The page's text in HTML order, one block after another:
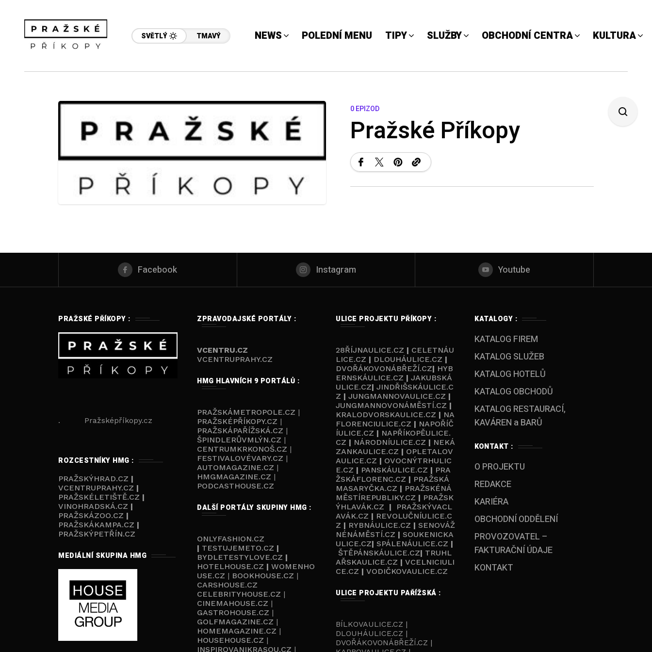
SVĚTLÝ TMAVÝ NEWS POLEDNÍ MENU TIPY SLUŽBY OBCHODNÍ CENTRA KULTURA
0 EPIZOD
Pražské Příkopy
Facebook Instagram Youtube
PRAŽSKÉ PŘÍKOPY :
. Pražsképříkopy.cz
ROZCESTNÍKY HMG :
PRAŽSKÝHRAD.CZ |
VCENTRUPRAHY.CZ |
PRAŽSKÉLETIŠTĚ.CZ |
VINOHRADSKÁ.CZ |
PRAŽSKÁZOO.CZ |
PRAŽSKÁKAMPA.CZ |
PRAŽSKÝPETŘÍN.CZ
MEDIÁLNÍ SKUPINA HMG
ZPRAVODAJSKÉ PORTÁLY :
VCENTRU.CZ
VCENTRUPRAHY.CZ
HMG HLAVNÍCH 9 PORTÁLŮ :
PRAŽSKÁMETROPOLE.CZ |
PRAŽSKÉPŘÍKOPY.CZ |
PRAŽSKÁPAŘÍŽSKÁ.CZ |
ŠPINDLERŮVMLÝN.CZ |
CENTRUMKRKONOŠ.CZ |
FESTIVALOVÉVARY.CZ |
AUTOMAGAZINE.CZ |
HMGMAGAZINE.CZ |
PODCASTHOUSE.CZ
DALŠÍ PORTÁLY SKUPINY HMG :
ONLYFASHION.CZ
| TESTUJEMETO.CZ |
BYDLETESTYLOVE.CZ |
HOTELHOUSE.CZ | WOMENHO
USE.CZ | BOOKHOUSE.CZ |
CARSHOUSE.CZ
CELEBRITYHOUSE.CZ |
CINEMAHOUSE.CZ |
GASTROHOUSE.CZ |
GOLFMAGAZINE.CZ |
HOMEMAGAZINE.CZ |
HOUSEHOUSE.CZ |
INSPIROVANIKRASOU.CZ |
ULICE PROJEKTU PŘÍKOPY :
28ŘÍJNAULICE.CZ | CELETNÁU
LICE.CZ | DLOUHÁULICE.CZ |
DVOŘÁKOVONÁBŘEŽÍ.CZ| HYB
ERNSKÁULICE.CZ | JAKUBSKÁ
ULICE.CZ| JINDŘIŠSKÁULICE.C
Z | JUNGMANNOVAULICE.CZ |
JUNGMANNOVONÁMĚSTÍ.CZ |
KRALODVORSKAULICE.CZ | NA
FLORENCIULICE.CZ | NAPOŘÍČ
ÍULICE.CZ | NAPŘÍKOPĚULICE.
CZ | NÁRODNÍULICE.CZ | NEKÁ
ZANKAULICE.CZ | OPLETALOV
AULICE.CZ | OVOCNÝTRHULIC
E.CZ | PANSKÁULICE.CZ | PRA
ŽSKÁFLORENC.CZ | PRAŽSKÁ
MASARYČKA.CZ | PRAŽSKÉNÁ
MĚSTÍREPUBLIKY.CZ | PRAŽSK
ÝHLAVÁK.CZ
|
PRAŽSKÝVACL
AVÁK.CZ | REVOLUČNÍULICE.C
Z | RYBNÁULICE.CZ | SENOVÁŽ
NÉNÁMĚSTÍ.CZ | SOUKENICKA
ULICE.CZ| SPÁLENÁULICE.CZ |
ŠTĚPÁNSKÁULICE.CZ| TRUHL
AŘSKAULICE.CZ | VCELNICIULI
CE.CZ | VODIČKOVAULICE.CZ
ULICE PROJEKTU PAŘÍŽSKÁ :
BÍLKOVAULICE.CZ |
DLOUHÁULICE.CZ |
DVOŘÁKOVONÁBŘEŽÍ.CZ |
KATALOGY :
KATALOG FIREM
KATALOG SLUŽEB
KATALOG HOTELŮ
KATALOG OBCHODŮ
KATALOG RESTAURACÍ,
KAVÁREN a BARŮ
KONTAKT :
O PROJEKTU
REDAKCE
KARIÉRA
OBCHODNÍ ODDĚLENÍ
PROVOZOVATEL –
FAKTURAČNÍ ÚDAJE
KONTAKT